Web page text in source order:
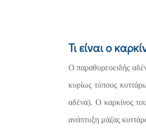
Τι είναι ο
Ο παραθυρεοειδής
κυρίως τύπους
αδένα). Ο καρκίνος
ανάπτυξη μάζας